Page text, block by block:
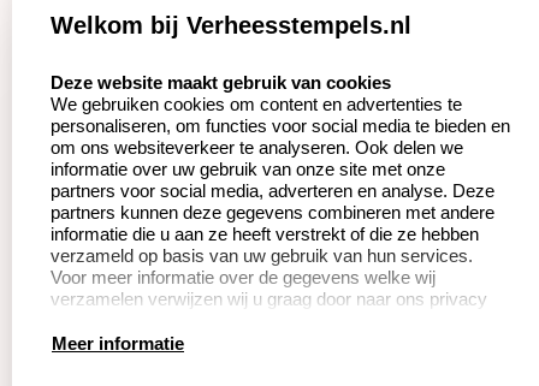
Zakelijk:
Betaling &
Verzending
Wederverkoper
worden
Klantenservice:
Veel gestelde vragen
Herroepingsrecht
Retourneren
Productinformatie:
Instructie voor
Welkom bij Verheesstempels.nl
Deze website maakt gebruik van cookies
We gebruiken cookies om content en advertenties te
personaliseren, om functies voor social media te bieden en
om ons websiteverkeer te analyseren. Ook delen we
informatie over uw gebruik van onze site met onze
partners voor social media, adverteren en analyse. Deze
partners kunnen deze gegevens combineren met andere
informatie die u aan ze heeft verstrekt of die ze hebben
verzameld op basis van uw gebruik van hun services.
Voor meer informatie over de gegevens welke wij
verzamelen verwijzen wij u graag door naar ons privacy
Meer informatie